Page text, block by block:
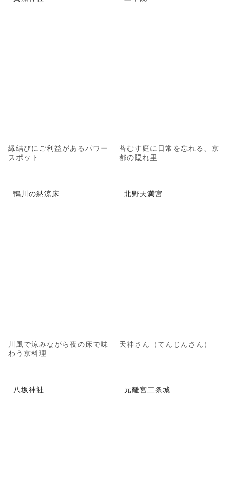
縁結びにご利益があるパワー
スポット
苔むす庭に日常を忘れる、京
都の隠れ里
鴨川の納涼床
川風で涼みながら夜の床で味
わう京料理
北野天満宮
天神さん（てんじんさん）
八坂神社 元離宮二条城